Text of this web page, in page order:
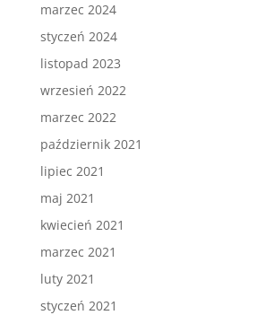
marzec 2024
styczeń 2024
listopad 2023
wrzesień 2022
marzec 2022
październik 2021
lipiec 2021
maj 2021
kwiecień 2021
marzec 2021
luty 2021
styczeń 2021